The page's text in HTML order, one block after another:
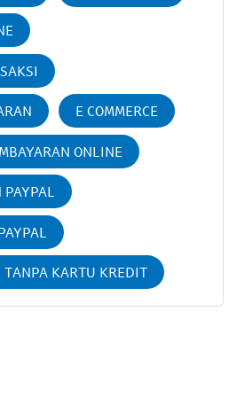
E COMMERCE
ONLINE
PAYPAL
KARTU KREDIT